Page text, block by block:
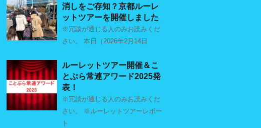
消しをご存知？京都ルーレ
ットツアーを開催しました
※冗談が通じる人のみお読みくだ
さい。 本日（2026年2月14日
ルーレットツアー開催＆こ
とぶら常連アワード2025発
表！
※冗談が通じる人のみお読みくだ
さい。 ※ルーレットツアーレポー
ト